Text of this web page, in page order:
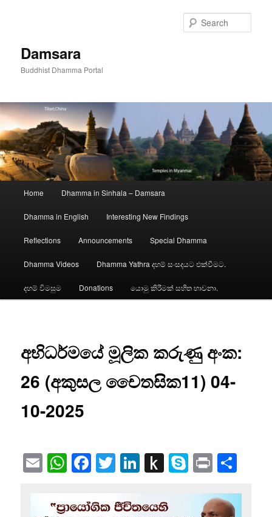
Damsara
Buddhist Dhamma Portal
Home Dhamma in Sinhala – Damsara
Dhamma in English Interesting New Findings
Reflections Announcements Special Dhamma
Dhamma Videos Dhamma Yathra දහම් සංසදයට එක්වීමට.
දහම් විමසුම Donations යොමු කිරීමක් සහිත භාවනා.
අභිධර්මයේ මූලික කරුණු අංක:
26 (අකුසල චෛතසික11) 04-
10-2025
EmailWhatsApp
Facebook
Twitter
LinkedIn
Push
Kindle
Skype
Print